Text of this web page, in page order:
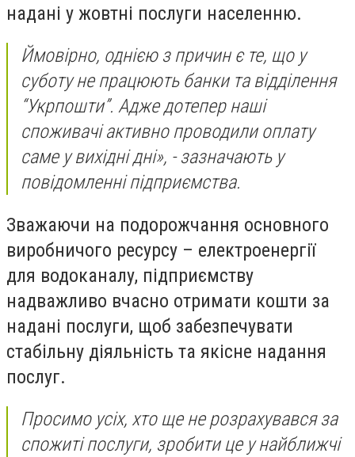
надані у жовтні послуги населенню.
Ймовірно, однією з причин є те, що у
суботу не працюють банки та відділення
“Укрпошти”. Адже дотепер наші
споживачі активно проводили оплату
саме у вихідні дні», - зазначають у
повідомленні підприємства.
Зважаючи на подорожчання основного
виробничого ресурсу – електроенергії
для водоканалу, підприємству
надважливо вчасно отримати кошти за
надані послуги, щоб забезпечувати
стабільну діяльність та якісне надання
послуг.
Просимо усіх, хто ще не розрахувався за
спожиті послуги, зробити це у найближчі